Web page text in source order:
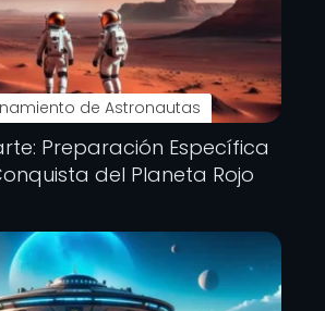
de Astronautas
Preparación Específica
del Planeta Rojo